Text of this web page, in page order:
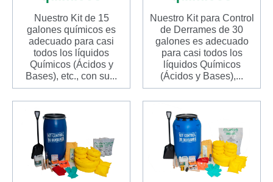
Nuestro Kit de 15
galones químicos es
adecuado para casi
todos los líquidos
Químicos (Ácidos y
Bases), etc., con su...
Nuestro Kit para Control
de Derrames de 30
galones es adecuado
para casi todos los
líquidos Químicos
(Ácidos y Bases),...